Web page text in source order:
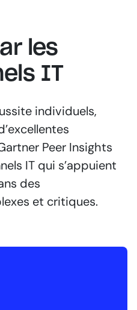
les
IT
individuels,
Peer Insights
IT qui s’appuient
des
et critiques.